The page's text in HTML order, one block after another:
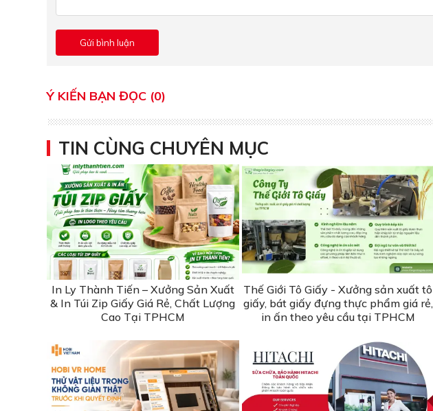
Ý KIẾN BẠN ĐỌC (0)
TIN CÙNG CHUYÊN MỤC
In Ly Thành Tiến – Xưởng Sản Xuất
& In Túi Zip Giấy Giá Rẻ, Chất Lượng
Cao Tại TPHCM
Thế Giới Tô Giấy - Xưởng sản xuất tô
giấy, bát giấy đựng thực phẩm giá rẻ,
in ấn theo yêu cầu tại TPHCM